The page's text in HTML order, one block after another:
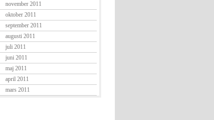
november 2011
oktober 2011
september 2011
augusti 2011
juli 2011
juni 2011
maj 2011
april 2011
mars 2011